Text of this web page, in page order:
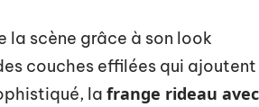
la scène grâce à son look
couches effilées qui ajoutent
la frange rideau avec